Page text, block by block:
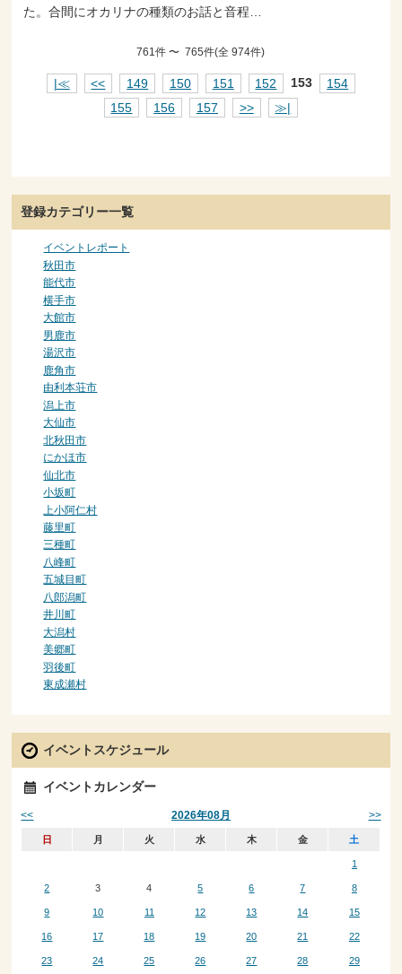
た。合間にオカリナの種類のお話と音程…
761件 〜 765件(全 974件)
|≪ << 149 150 151 152 153
154
155
156 157 >> ≫|
登録カテゴリー一覧
イベントレポート
秋田市
能代市
横手市
大館市
男鹿市
湯沢市
鹿角市
由利本荘市
潟上市
大仙市
北秋田市
にかほ市
仙北市
小坂町
上小阿仁村
藤里町
三種町
八峰町
五城目町
八郎潟町
井川町
大潟村
美郷町
羽後町
東成瀬村
イベントスケジュール
イベントカレンダー
2026年08月
<< >>
日 月 火 水 木 金 土
1
2 3 4 5 6 7 8
9 10 11 12 13 14 15
16 17 18 19 20 21 22
23 24 25 26 27 28 29